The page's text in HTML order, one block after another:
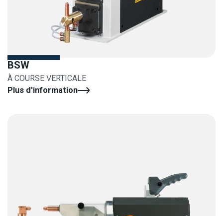
BSW
À COURSE VERTICALE
Plus d'information